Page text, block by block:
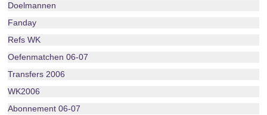
Doelmannen
Fanday
Refs WK
Oefenmatchen 06-07
Transfers 2006
WK2006
Abonnement 06-07